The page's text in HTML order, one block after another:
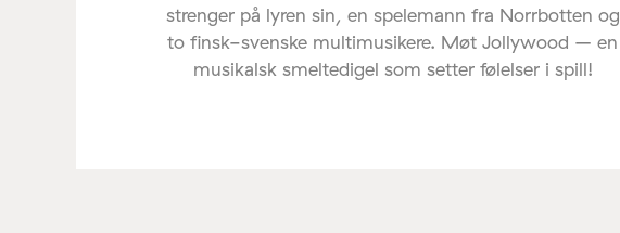
strenger på lyren sin, en spelemann fra Norrbotten og
to finsk-svenske multimusikere. Møt Jollywood – en
musikalsk smeltedigel som setter følelser i spill!